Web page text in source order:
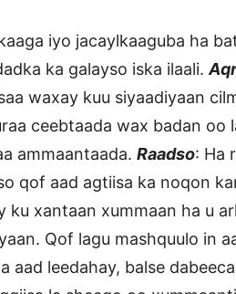
iyo jacaylkaaguba ha
ka galayso iska ilaali.
waxay kuu siyaadiyaan
ceebtaada wax badan oo
ammaantaada. Raadso: Ha
qof aad agtiisa ka noqon
ku xantaan xummaan ha u
Qof lagu mashquulo in
aad leedahay, balse